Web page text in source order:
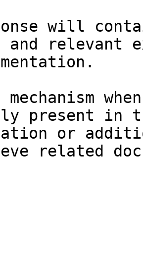
will
and relevant
present in
or